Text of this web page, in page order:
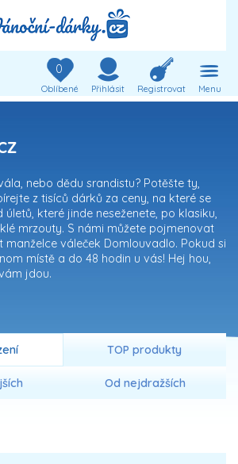
0
Oblíbené Přihlásit Registrovat Menu
nebo dědu srandistu? Potěšte ty,
z tisíců dárků za ceny, na které se
které jinde neseženete, po klasiku,
mrzouty. S námi můžete pojmenovat
manželce váleček Domlouvadlo. Pokud si
místě a do 48 hodin u vás! Hej hou,
jdou.
TOP produkty
Od nejdražších